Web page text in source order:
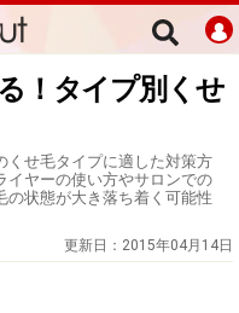
！タイプ別くせ
くせ毛タイプに適した対策方
イヤーの使い方やサロンでの
の状態が大き落ち着く可能性
更新日： 2015年04月14日